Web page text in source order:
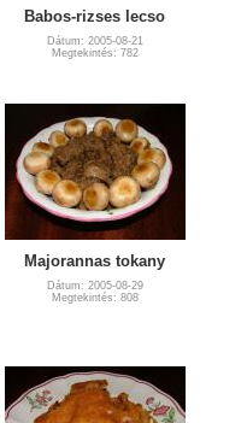
Babos-rizses lecso
Dátum: 2005-08-21
Megtekintés: 782
Majorannas tokany
Dátum: 2005-08-29
Megtekintés: 808